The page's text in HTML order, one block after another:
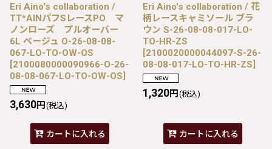
Eri Aino's collaboration /
TT*AINパフSレースPO マ
ノンローズ プルオーバー
6L ベージュ O-26-08-08-
067-LO-TO-OW-OS
[2100080000090966-O-26-
08-08-067-LO-TO-OW-OS]
3,630円 (税込)
カートに入れる
Eri Aino's collaboration / 花
柄レースキャミソール ブラ
ウン S-26-08-08-017-LO-
TO-HR-ZS
[2100020000044097-S-26-
08-08-017-LO-TO-HR-ZS]
1,320円 (税込)
カートに入れる